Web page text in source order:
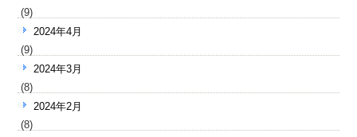
(9)
2024年4月
(9)
2024年3月
(8)
2024年2月
(8)